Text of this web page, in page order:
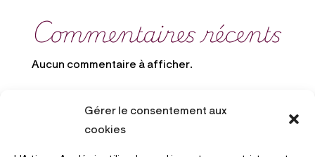
Gérer le consentement aux
cookies
Commentaires récents
Aucun commentaire à afficher.